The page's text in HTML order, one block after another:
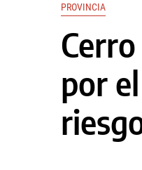
PROVINCIA
por